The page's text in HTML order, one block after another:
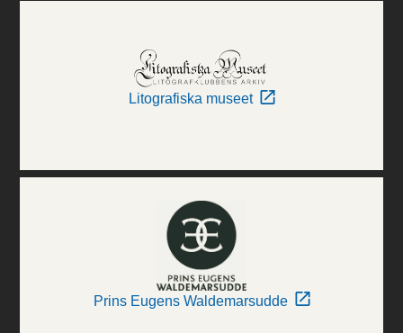
Litografiska museet
Prins Eugens Waldemarsudde